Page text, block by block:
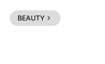
BEAUTY